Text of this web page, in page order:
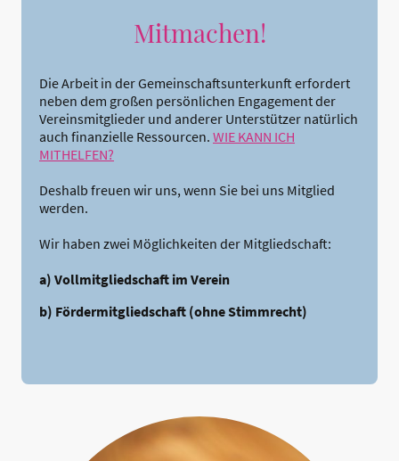
Mitmachen!
Die Arbeit in der Gemeinschaftsunterkunft erfordert
neben dem großen persönlichen Engagement der
Vereinsmitglieder und anderer Unterstützer natürlich
auch finanzielle Ressourcen. WIE KANN ICH
MITHELFEN?
Deshalb freuen wir uns, wenn Sie bei uns Mitglied
werden.
Wir haben zwei Möglichkeiten der Mitgliedschaft:
a) Vollmitgliedschaft im Verein
b) Fördermitgliedschaft (ohne Stimmrecht)